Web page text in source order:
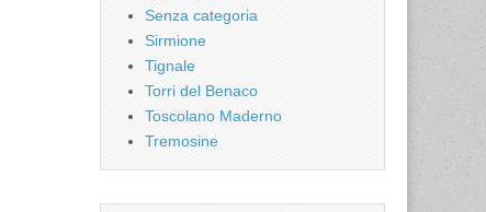
Senza categoria
Sirmione
Tignale
Torri del Benaco
Toscolano Maderno
Tremosine